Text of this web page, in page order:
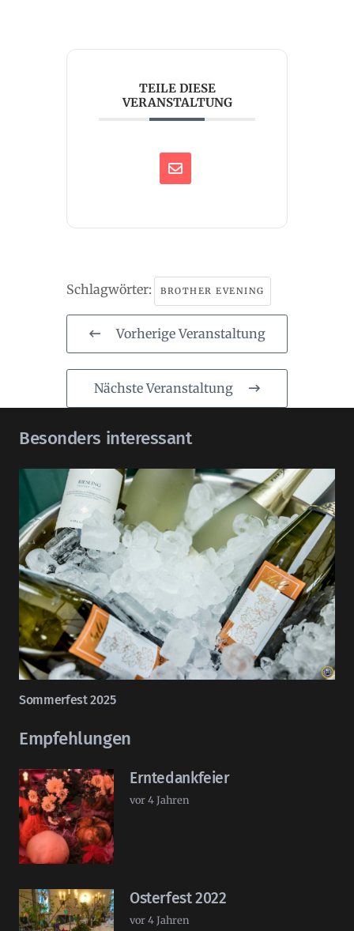
TEILE DIESE
VERANSTALTUNG
Schlagwörter: BROTHER EVENING
Vorherige Veranstaltung
Nächste Veranstaltung
Besonders interessant
Sommerfest 2025
Empfehlungen
Erntedankfeier
vor 4 Jahren
Osterfest 2022
vor 4 Jahren